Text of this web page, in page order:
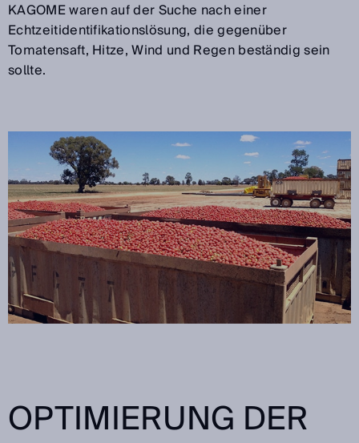
KAGOME waren auf der Suche nach einer
Echtzeitidentifikationslösung, die gegenüber
Tomatensaft, Hitze, Wind und Regen beständig sein
sollte.
OPTIMIERUNG DER